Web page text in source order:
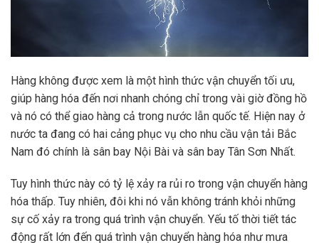
Hàng không được xem là một hình thức vận chuyển tối ưu,
giúp hàng hóa đến nơi nhanh chóng chỉ trong vài giờ đồng hồ
và nó có thể giao hàng cả trong nước lẫn quốc tế. Hiện nay ở
nước ta đang có hai cảng phục vụ cho nhu cầu vận tải Bắc
Nam đó chính là sân bay Nội Bài và sân bay Tân Sơn Nhất.
Tuy hình thức này có tỷ lệ xảy ra rủi ro trong vận chuyển hàng
hóa thấp. Tuy nhiên, đôi khi nó vẫn không tránh khỏi những
sự cố xảy ra trong quá trình vận chuyển. Yếu tố thời tiết tác
động rất lớn đến quá trình vận chuyển hàng hóa như mưa